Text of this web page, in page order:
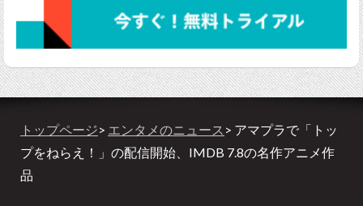
トップページ> エンタメのニュース > アマプラで「トッ
プをねらえ！」の配信開始、IMDB 7.8の名作アニメ作
品